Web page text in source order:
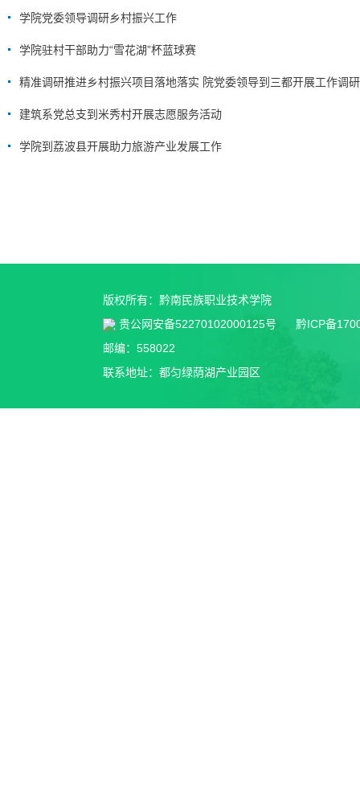
学院党委领导调研乡村振兴工作
学院驻村干部助力“雪花湖”杯蓝球赛
精准调研推进乡村振兴项目落地落实 院党委领导到三都开展工作调研
建筑系党总支到米秀村开展志愿服务活动
学院到荔波县开展助力旅游产业发展工作
版权所有：黔南民族职业技术学院
贵公网安备52270102000125号
黔ICP备
邮编：558022
联系地址：都匀绿荫湖产业园区